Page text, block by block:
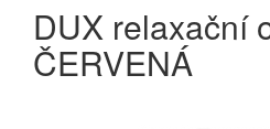
DUX relaxační
ČERVENÁ